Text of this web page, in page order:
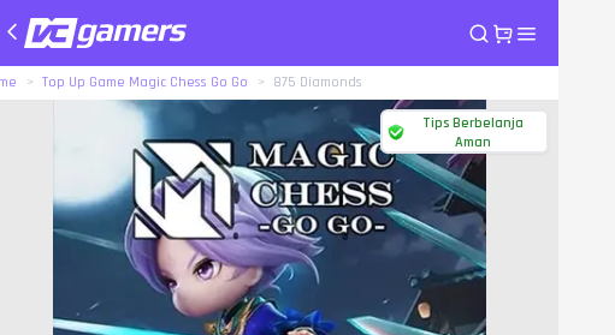
Top Up Game Magic Chess Go Go 875 Diamonds
Tips Berbelanja
Aman